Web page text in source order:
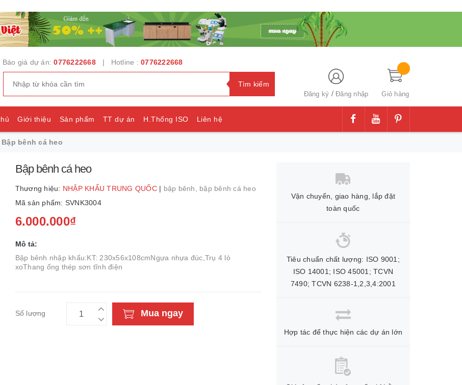
Báo giá dự án:0776222668| Hotline : 0776222668
Tìm kiếm
Đăng ký /Đăng nhập Giỏ hàng
Giới thiệu Sản phẩm TT dự án H.Thống ISO Liên hệ
Bập bênh cá heo
Bập bênh cá heo
Thương hiệu: NHẬP KHẨU TRUNG QUỐC | bập bênh, bập bênh cá heo
Mã sản phẩm: SVNK3004
6.000.000₫
Mô tả:
Bập bênh nhập khẩu:KT: 230x56x108cmNgựa nhựa đúc,Trụ 4 lò
xoThang ống thép sơn tĩnh điện
Số lượng Mua ngay
Vận chuyển, giao hàng, lắp đặt
toàn quốc
Tiêu chuẩn chất lượng: ISO 9001;
ISO 14001; ISO 45001; TCVN
7490; TCVN 6238-1,2,3,4:2001
Hợp tác để thực hiện các dự án lớn